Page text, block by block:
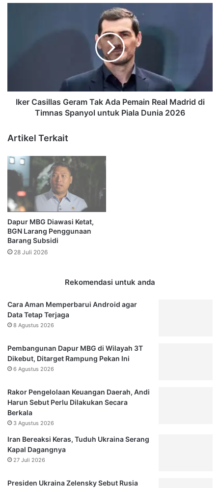
di
Timnas
Dunia
Iker Casillas Geram Tak Ada Pemain Real Madrid di
Timnas Spanyol untuk Piala Dunia 2026
Artikel Terkait
Dapur MBG Diawasi Ketat,
BGN Larang Penggunaan
Barang Subsidi
28 Juli 2026
Rekomendasi untuk anda
Cara Aman Memperbarui Android agar
Data Tetap Terjaga
8 Agustus 2026
Pembangunan Dapur MBG di Wilayah 3T
Dikebut, Ditarget Rampung Pekan Ini
6 Agustus 2026
Rakor Pengelolaan Keuangan Daerah, Andi
Harun Sebut Perlu Dilakukan Secara
Berkala
3 Agustus 2026
Iran Bereaksi Keras, Tuduh Ukraina Serang
Kapal Dagangnya
27 Juli 2026
Presiden Ukraina Zelensky Sebut Rusia